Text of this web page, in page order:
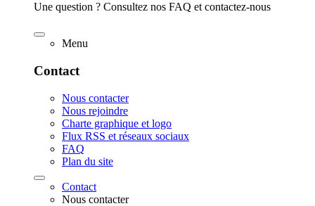
Une question ? Consultez nos FAQ et contactez-nous
Menu
Contact
Nous contacter
Nous rejoindre
Charte graphique et logo
Flux RSS et réseaux sociaux
FAQ
Plan du site
Contact
Nous contacter